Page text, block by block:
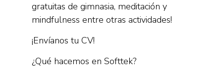
gratuitas de gimnasia, meditación y
mindfulness entre otras actividades!
¡Envíanos tu CV!
¿Qué hacemos en Softtek?